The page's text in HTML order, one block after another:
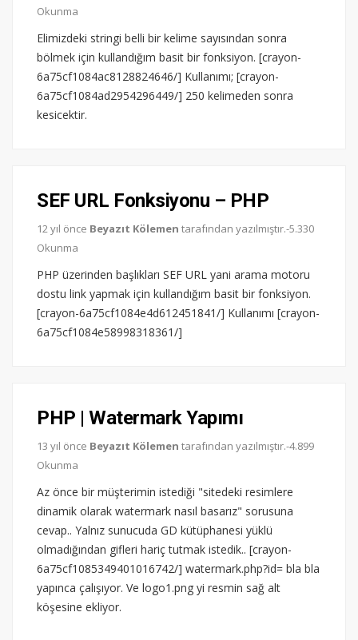
Okunma
Elimizdeki stringi belli bir kelime sayısından sonra
bölmek için kullandığım basit bir fonksiyon. [crayon-
6a75cf1084ac8128824646/] Kullanımı; [crayon-
6a75cf1084ad2954296449/] 250 kelimeden sonra
kesicektir.
SEF URL Fonksiyonu – PHP
12 yıl önce Beyazıt Kölemen tarafından yazılmıştır.-5.330
Okunma
PHP üzerinden başlıkları SEF URL yani arama motoru
dostu link yapmak için kullandığım basit bir fonksiyon.
[crayon-6a75cf1084e4d612451841/] Kullanımı [crayon-
6a75cf1084e58998318361/]
PHP | Watermark Yapımı
13 yıl önce Beyazıt Kölemen tarafından yazılmıştır.-4.899
Okunma
Az önce bir müşterimin istediği "sitedeki resimlere
dinamik olarak watermark nasıl basarız" sorusuna
cevap.. Yalnız sunucuda GD kütüphanesi yüklü
olmadığından gifleri hariç tutmak istedik.. [crayon-
6a75cf1085349401016742/] watermark.php?id= bla bla
yapınca çalışıyor. Ve logo1.png yi resmin sağ alt
köşesine ekliyor.